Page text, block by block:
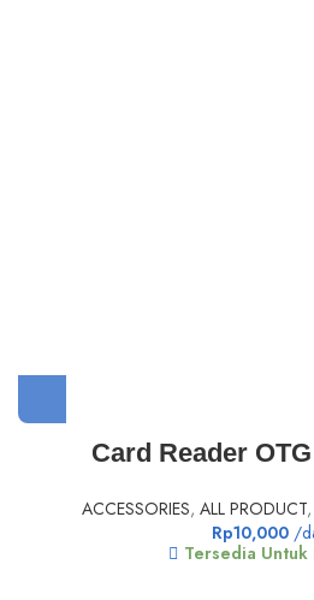
Card Reader
ACCESSORIES, ALL PRODUCT,
Rp10,000 /
Tersedia Untuk